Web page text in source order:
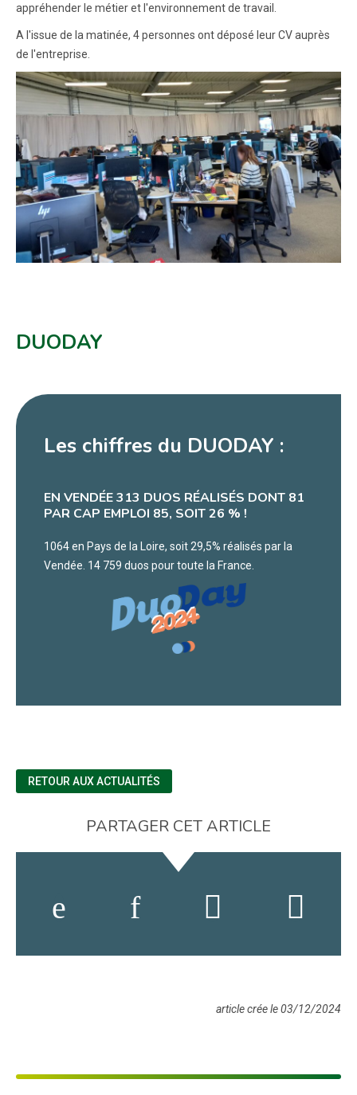
appréhender le métier et l'environnement de travail.
A l'issue de la matinée, 4 personnes ont déposé leur CV auprès
de l'entreprise.
DUODAY
Les chiffres du DUODAY :
EN VENDÉE 313 DUOS RÉALISÉS DONT 81
PAR CAP EMPLOI 85, SOIT 26 % !
1064 en Pays de la Loire, soit 29,5% réalisés par la
Vendée. 14 759 duos pour toute la France.
RETOUR AUX ACTUALITÉS
PARTAGER CET ARTICLE
article crée le 03/12/2024